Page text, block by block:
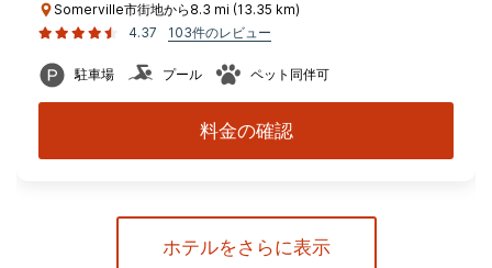
Somerville市街地から8.3 mi (13.35 km)
4.37
103件のレビュー
駐車場 プール ペット同伴可
料金の確認
ホテルをさらに表示